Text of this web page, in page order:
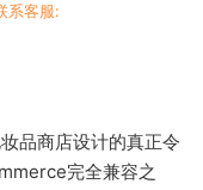
系客服:
品商店设计的真正令
完全兼容之